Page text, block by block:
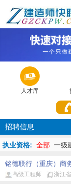

人才库
招聘信息
执业资格: 全部 一级
地址: 全部 重庆市
内蒙古
辽宁省
江西省 山
铭德联行（重庆）商
高级工程师
浙江